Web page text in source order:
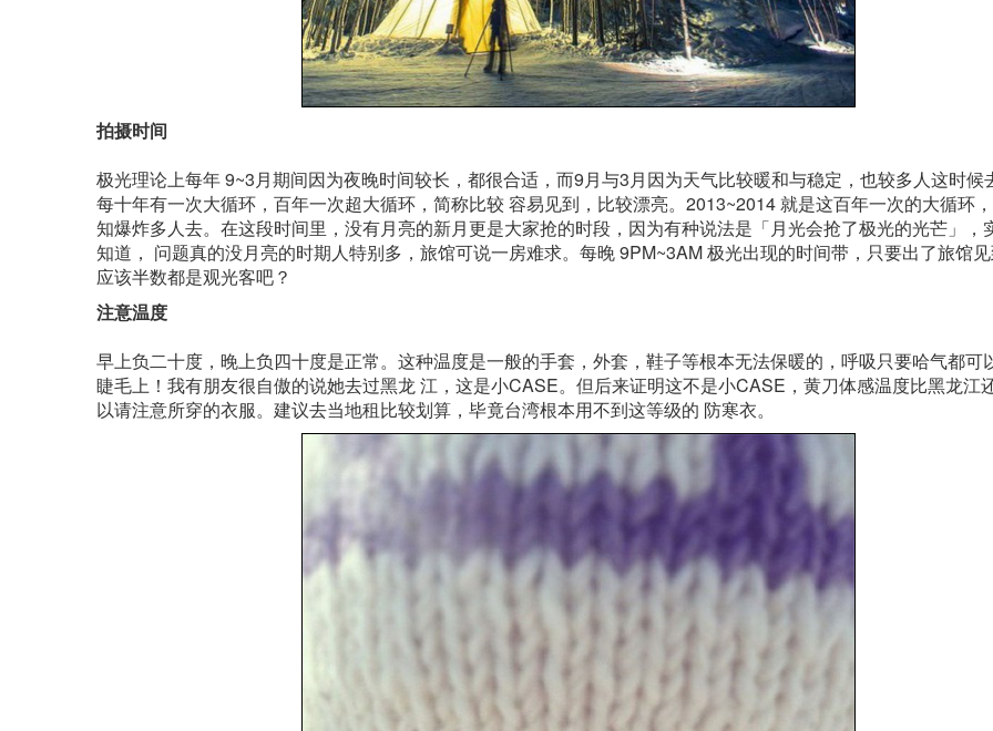
拍摄时间
极光理论上每年 9~3月期间因为夜晚时间较长，都很合适，而9月与3月因为天气比较暖和与稳定，也较多人这时候
每十年有一次大循环，百年一次超大循环，简称比较 容易见到，比较漂亮。2013~2014 就是这百年一次的大循环
知爆炸多人去。在这段时间里，没有月亮的新月更是大家抢的时段，因为有种说法是「月光会抢了极光的光芒」，
知道， 问题真的没月亮的时期人特别多，旅馆可说一房难求。每晚 9PM~3AM 极光出现的时间带，只要出了旅馆
应该半数都是观光客吧？
注意温度
早上负二十度，晚上负四十度是正常。这种温度是一般的手套，外套，鞋子等根本无法保暖的，呼吸只要哈气都可
睫毛上！我有朋友很自傲的说她去过黑龙 江，这是小CASE。但后来证明这不是小CASE，黄刀体感温度比黑龙江
以请注意所穿的衣服。建议去当地租比较划算，毕竟台湾根本用不到这等级的 防寒衣。